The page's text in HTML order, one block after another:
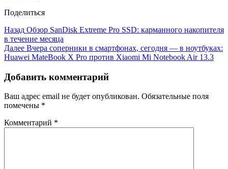
Поделиться
Назад Обзор SanDisk Extreme Pro SSD: карманного накопителя
в течение месяца
Далее Вчера соперники в смартфонах, сегодня — в ноутбуках:
Huawei MateBook X Pro против Xiaomi Mi Notebook Air 13.3
Добавить комментарий
Ваш адрес email не будет опубликован. Обязательные поля
помечены *
Комментарий *